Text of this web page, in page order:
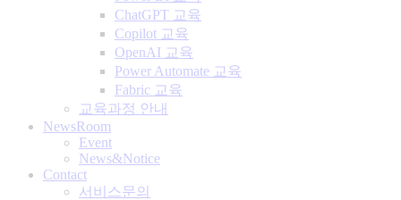
ChatGPT 교육
Copilot 교육
OpenAI 교육
Power Automate 교육
Fabric 교육
교육과정 안내
NewsRoom
Event
News&Notice
Contact
서비스문의